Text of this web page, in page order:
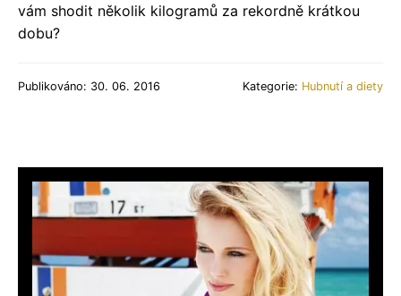
vám shodit několik kilogramů za rekordně krátkou
dobu?
Publikováno: 30. 06. 2016 Kategorie: Hubnutí a diety